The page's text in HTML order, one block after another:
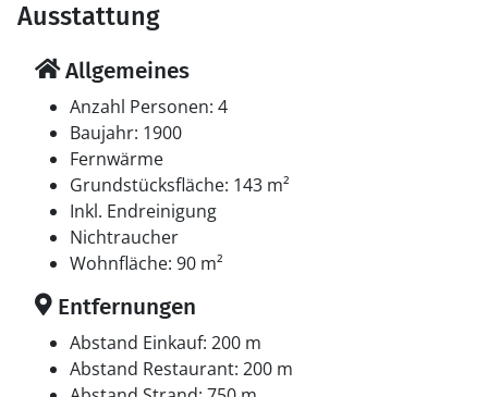
Ausstattung
Allgemeines
Anzahl Personen: 4
Baujahr: 1900
Fernwärme
Grundstücksfläche: 143 m²
Inkl. Endreinigung
Nichtraucher
Wohnfläche: 90 m²
Entfernungen
Abstand Einkauf: 200 m
Abstand Restaurant: 200 m